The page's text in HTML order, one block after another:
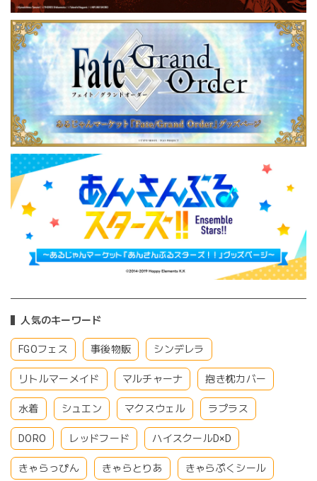
人気のキーワード
FGOフェス 事後物販 シンデレラ
リトルマーメイド マルチャーナ 抱き枕カバー
水着 シュエン マクスウェル ラプラス
DORO レッドフード ハイスクールD×D
きゃらっぴん きゃらとりあ きゃらぷくシール